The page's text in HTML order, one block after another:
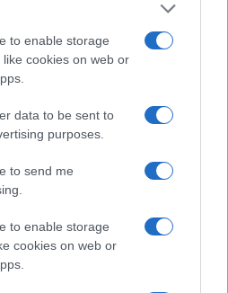
to enable storage
cookies on web or
data to be sent to
purposes.
to send me
to enable storage
cookies on web or